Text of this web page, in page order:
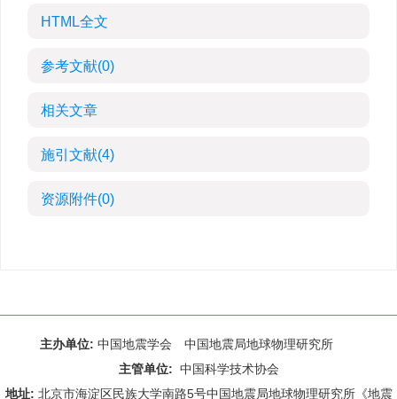
HTML全文
参考文献(0)
相关文章
施引文献(4)
资源附件(0)
主办单位: 中国地震学会 中国地震局地球物理研究所
主管单位: 中国科学技术协会
地址: 北京市海淀区民族大学南路5号中国地震局地球物理研究所《地震